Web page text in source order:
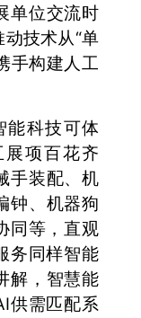
单位交流时
技术从“单
手构建人工
能科技可体
项百花齐
手装配、机
钟、机器狗
同等，直观
务同样智能
解，智慧能
供需匹配系